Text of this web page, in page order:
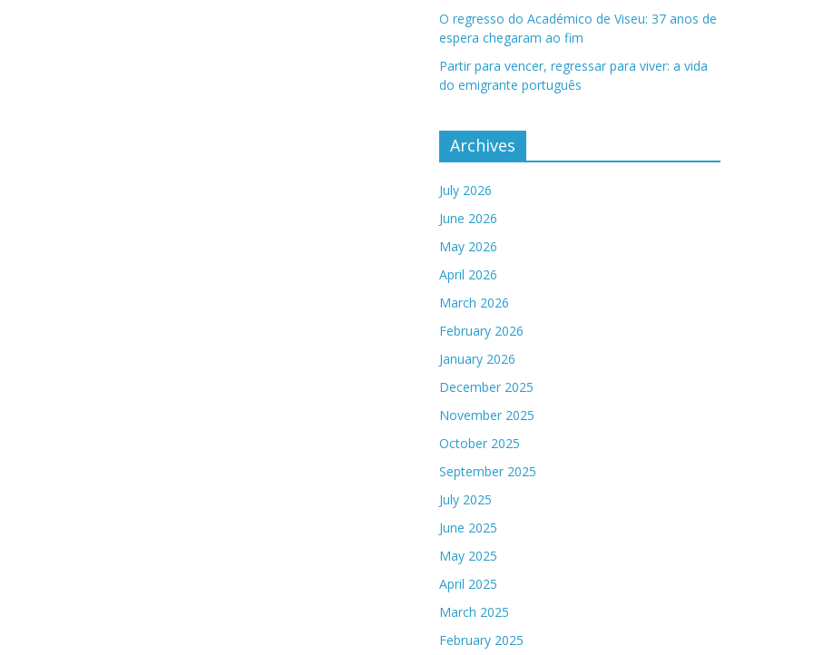
O regresso do Académico de Viseu: 37 anos de
espera chegaram ao fim
Partir para vencer, regressar para viver: a vida
do emigrante português
Archives
July 2026
June 2026
May 2026
April 2026
March 2026
February 2026
January 2026
December 2025
November 2025
October 2025
September 2025
July 2025
June 2025
May 2025
April 2025
March 2025
February 2025